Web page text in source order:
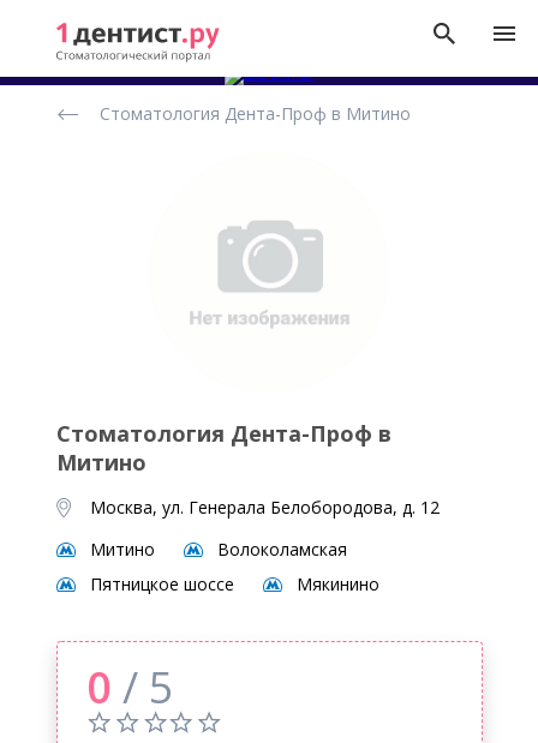
стоматологических
Стоматология Дента-Проф в Митино
Стоматология Дента-Проф в
Митино
Москва, ул. Генерала Белобородова, д. 12
Митино
Волоколамская
Пятницкое шоссе
Мякинино
0 / 5